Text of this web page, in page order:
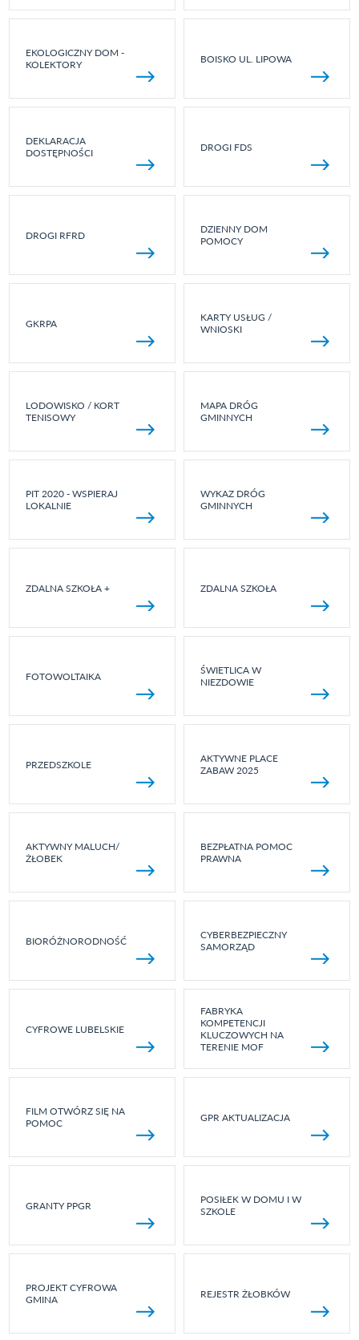
EKOLOGICZNY DOM -
KOLEKTORY
BOISKO UL. LIPOWA
DEKLARACJA
DOSTĘPNOŚCI
DROGI FDS
DROGI RFRD
DZIENNY DOM
POMOCY
GKRPA
KARTY USŁUG /
WNIOSKI
LODOWISKO / KORT
TENISOWY
MAPA DRÓG
GMINNYCH
PIT 2020 - WSPIERAJ
LOKALNIE
WYKAZ DRÓG
GMINNYCH
ZDALNA SZKOŁA + ZDALNA SZKOŁA
FOTOWOLTAIKA
ŚWIETLICA W
NIEZDOWIE
PRZEDSZKOLE
AKTYWNE PLACE
ZABAW 2025
AKTYWNY MALUCH/
ŻŁOBEK
BEZPŁATNA POMOC
PRAWNA
BIORÓŻNORODNOŚĆ
CYBERBEZPIECZNY
SAMORZĄD
CYFROWE LUBELSKIE
FABRYKA
KOMPETENCJI
KLUCZOWYCH NA
TERENIE MOF
FILM OTWÓRZ SIĘ NA
POMOC
GPR AKTUALIZACJA
GRANTY PPGR
POSIŁEK W DOMU I W
SZKOLE
PROJEKT CYFROWA
GMINA
REJESTR ŻŁOBKÓW